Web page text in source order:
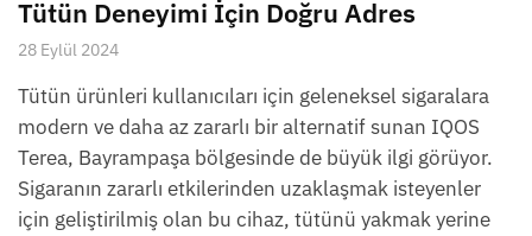
Tütün Deneyimi İçin Doğru Adres
28 Eylül 2024
Tütün ürünleri kullanıcıları için geleneksel sigaralara
modern ve daha az zararlı bir alternatif sunan IQOS
Terea, Bayrampaşa bölgesinde de büyük ilgi görüyor.
Sigaranın zararlı etkilerinden uzaklaşmak isteyenler
için geliştirilmiş olan bu cihaz, tütünü yakmak yerine